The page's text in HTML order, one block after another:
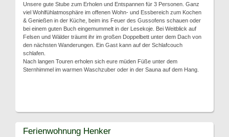
Unsere gute Stube zum Erholen und Entspannen für 3 Personen. Ganz
viel Wohlfühlatmosphäre im offenen Wohn- und Essbereich zum Kochen
& Genießen in der Küche, beim ins Feuer des Gussofens schauen oder
bei einem guten Buch eingemummelt in der Lesekoje. Bei Weitblick auf
Felsen und Wälder träumt ihr im großen Doppelbett unter dem Dach von
den nächsten Wanderungen. Ein Gast kann auf der Schlafcouch
schlafen.
Nach langen Touren erholen sich eure müden Füße unter dem
Sternhimmel im warmen Waschzuber oder in der Sauna auf dem Hang.
Ferienwohnung Henker